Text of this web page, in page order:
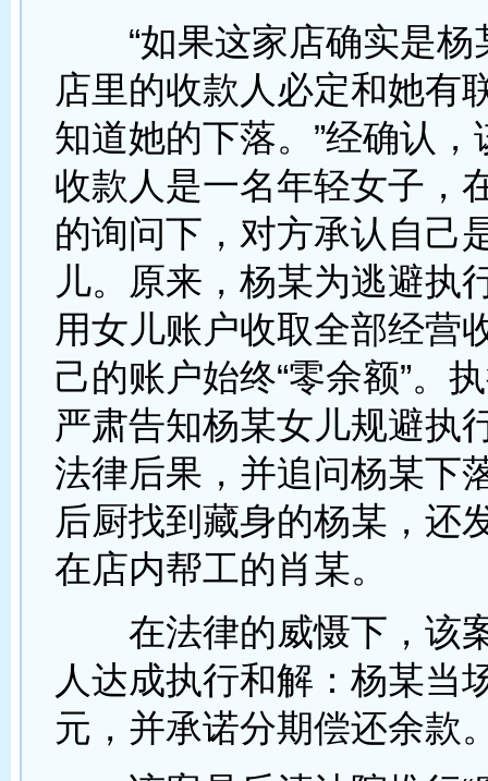
“如果这家店确实是杨
店里的收款人必定和她有
知道她的下落。”经确认，
收款人是一名年轻女子，
的询问下，对方承认自己
儿。原来，杨某为逃避执
用女儿账户收取全部经营
己的账户始终“零余额”。
严肃告知杨某女儿规避执
法律后果，并追问杨某下
后厨找到藏身的杨某，还
在店内帮工的肖某。
在法律的威慑下，该
人达成执行和解：杨某当
元，并承诺分期偿还余款